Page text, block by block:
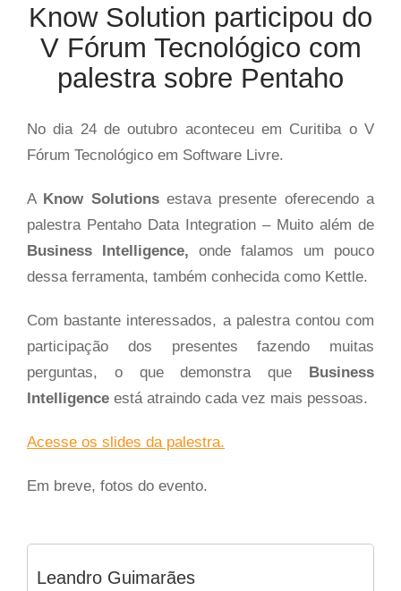
Know Solution participou do
V Fórum Tecnológico com
palestra sobre Pentaho
No dia 24 de outubro aconteceu em Curitiba o V
Fórum Tecnológico em Software Livre.
A Know Solutionsestava presente oferecendo a
palestra Pentaho Data Integration – Muito além de
Business Intelligence, onde falamos um pouco
dessa ferramenta, também conhecida como Kettle.
Com bastante interessados, a palestra contou com
participação dos presentes fazendo muitas
perguntas, o que demonstra que Business
Intelligence está atraindo cada vez mais pessoas.
Acesse os slides da palestra.
Em breve, fotos do evento.
Leandro Guimarães